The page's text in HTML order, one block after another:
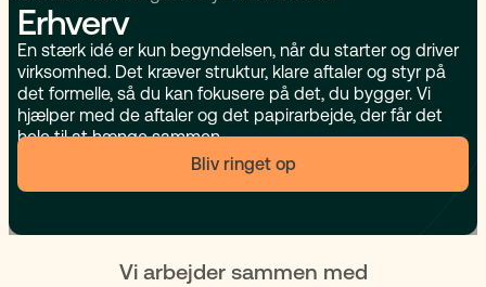
Erhverv
En stærk idé er kun begyndelsen, når du starter og driver
virksomhed. Det kræver struktur, klare aftaler og styr på
det formelle, så du kan fokusere på det, du bygger. Vi
hjælper med de aftaler og det papirarbejde, der får det
hele til at hænge sammen.
Bliv ringet op
Vi arbejder sammen med